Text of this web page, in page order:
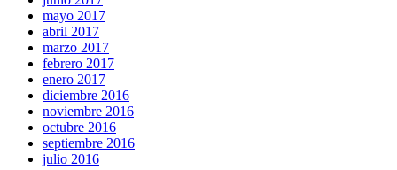
mayo 2017
abril 2017
marzo 2017
febrero 2017
enero 2017
diciembre 2016
noviembre 2016
octubre 2016
septiembre 2016
julio 2016